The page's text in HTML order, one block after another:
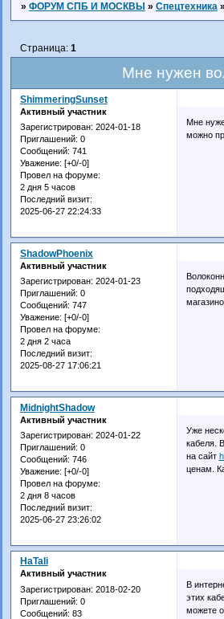
» ФОРУМ СПБ И МОСКВЫ » Спецтехника »
Мне нужен
Страница: 1
ShimmeringSunset
Активный участник
Зарегистрирован: 2024-01-18
Приглашений: 0
Сообщений: 741
Уважение: [+0/-0]
Провел на форуме:
2 дня 5 часов
Последний визит:
2025-06-27 22:24:33
Мне
можно
ShadowPhoenix
Активный участник
Зарегистрирован: 2024-01-23
Приглашений: 0
Сообщений: 747
Уважение: [+0/-0]
Провел на форуме:
2 дня 2 часа
Последний визит:
2025-08-27 17:06:21
MidnightShadow
Активный участник
Зарегистрирован: 2024-01-22
Приглашений: 0
Сообщений: 746
Уважение: [+0/-0]
Провел на форуме:
2 дня 8 часов
Последний визит:
2025-06-27 23:26:02
Уже
кабеля.
на сайт
ценам.
HaTali
Активный участник
Зарегистрирован: 2018-02-20
Приглашений: 0
Сообщений: 83
В
этих
можете